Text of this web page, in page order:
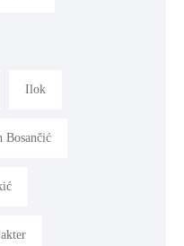
Ilok
Bosančić